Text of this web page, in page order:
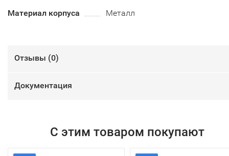
Материал корпуса
Металл
Отзывы (0)
Документация
С этим товаром покупают